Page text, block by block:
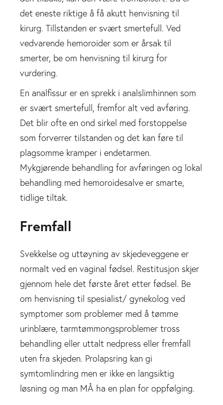
det eneste riktige å få akutt henvisning til
kirurg. Tillstanden er svært smertefull. Ved
vedvarende hemoroider som er årsak til
smerter, be om henvisning til kirurg for
vurdering.
En analfissur er en sprekk i analslimhinnen som
er svært smertefull, fremfor alt ved avføring.
Det blir ofte en ond sirkel med forstoppelse
som forverrer tilstanden og det kan føre til
plagsomme kramper i endetarmen.
Mykgjørende behandling for avføringen og lokal
behandling med hemoroidesalve er smarte,
tidlige tiltak.
Fremfall
Svekkelse og uttøyning av skjedeveggene er
normalt ved en vaginal fødsel. Restitusjon skjer
gjennom hele det første året etter fødsel. Be
om henvisning til spesialist/ gynekolog ved
symptomer som problemer med å tømme
urinblære, tarmtømmongsproblemer tross
behandling eller uttalt nedpress eller fremfall
uten fra skjeden. Prolapsring kan gi
symtomlindring men er ikke en langsiktig
løsning og man MÅ ha en plan for oppfølging.